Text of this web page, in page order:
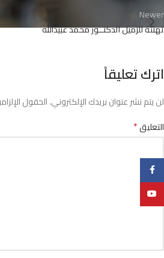
Newer
تهنئة للزميل الدكتــور محمد عبيدالله
اترك تعليقاً
لن يتم نشر عنوان بريدك الإلكتروني.الحقول
التعليق*